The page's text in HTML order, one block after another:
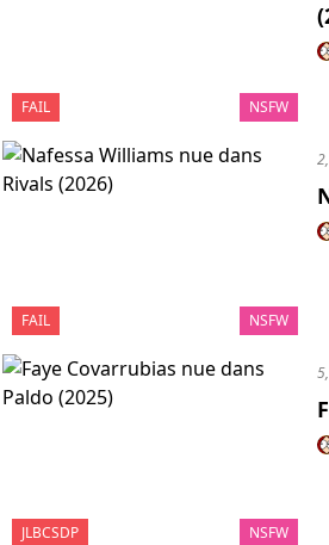
FAIL NSFW
FAIL NSFW
JLBCSDP NSFW